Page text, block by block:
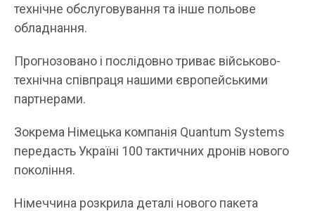
технічне обслуговування та інше польове
обладнання.
Прогнозовано і послідовно триває військово-
технічна співпраця нашими європейськими
партнерами.
Зокрема Німецька компанія Quantum Systems
передасть Україні 100 тактичних дронів нового
покоління.
Німеччина розкрила деталі нового пакета